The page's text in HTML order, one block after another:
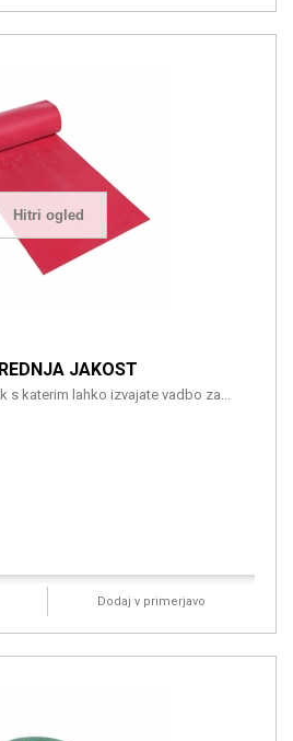
Hitri ogled
JAKOST
s katerim lahko izvajate vadbo za...
Dodaj v primerjavo